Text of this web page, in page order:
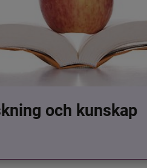
och kunskap